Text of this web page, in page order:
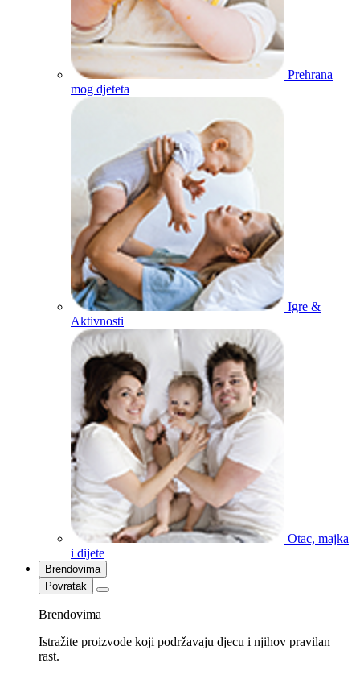
Prehrana
mog djeteta
Igre &
Aktivnosti
Otac, majka
i dijete
Brendovima
Povratak
Brendovima
Istražite proizvode koji podržavaju djecu i njihov pravilan
rast.